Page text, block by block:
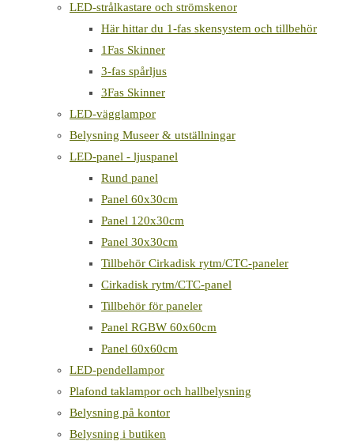
LED-strålkastare och strömskenor
Här hittar du 1-fas skensystem och tillbehör
1Fas Skinner
3-fas spårljus
3Fas Skinner
LED-vägglampor
Belysning Museer & utställningar
LED-panel - ljuspanel
Rund panel
Panel 60x30cm
Panel 120x30cm
Panel 30x30cm
Tillbehör Cirkadisk rytm/CTC-paneler
Cirkadisk rytm/CTC-panel
Tillbehör för paneler
Panel RGBW 60x60cm
Panel 60x60cm
LED-pendellampor
Plafond taklampor och hallbelysning
Belysning på kontor
Belysning i butiken